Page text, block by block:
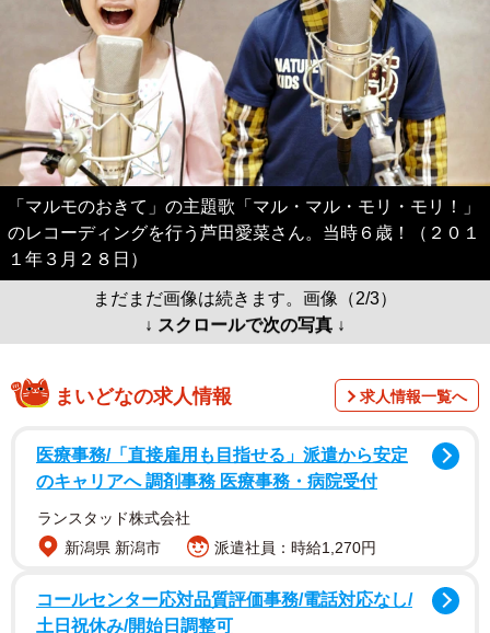
「マルモのおきて」の主題歌「マル・マル・モリ・モリ！」
のレコーディングを行う芦田愛菜さん。当時６歳！（２０１
１年３月２８日）
まだまだ画像は続きます。画像（2/3）
↓ スクロールで次の写真 ↓
まいどなの求人情報 求人情報一覧へ
医療事務/「直接雇用も目指せる」派遣から安定
のキャリアへ 調剤事務 医療事務・病院受付
ランスタッド株式会社
新潟県 新潟市
派遣社員：時給1,270円
コールセンター応対品質評価事務/電話対応なし/
土日祝休み/開始日調整可